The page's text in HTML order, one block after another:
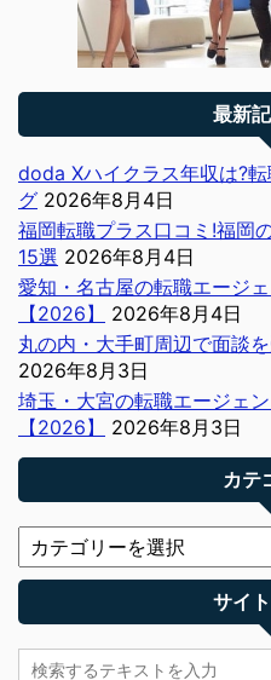
最新
doda Xハイクラス年収は?
グ 2026年8月4日
福岡転職プラス口コミ!福岡
15選 2026年8月4日
愛知・名古屋の転職エージ
【2026】
2026年8月4日
丸の内・大手町周辺で面談
2026年8月3日
埼玉・大宮の転職エージェ
【2026】
2026年8月3日
カテ
サイ